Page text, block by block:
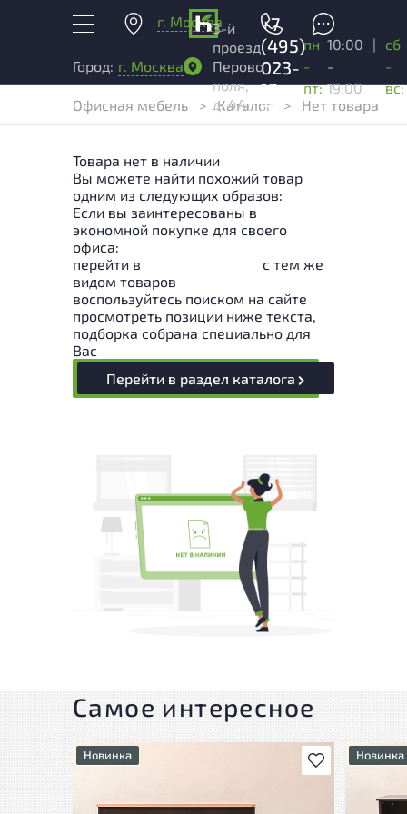
г. Москва
+7
(495)
023-
13-
03
Город: г. Москва
3-й
проезд
Перово
поля,
д. 4А
пн
-
пт:
10:00
-
19:00
|
сб
-
вс:
Офисная мебель
> Каталог > Нет товара
Товара нет в наличии
Вы можете найти похожий товар
одним из следующих образов:
Если вы заинтересованы в
экономной покупке для своего
офиса:
перейти в
с тем же
видом товаров
воспользуйтесь поиском на сайте
просмотреть позиции ниже текста,
подборка собрана специально для
Вас
Перейти в раздел каталога
Самое интересное
В избранное
Новинка Новинка